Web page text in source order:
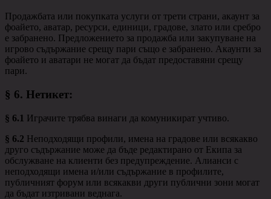
Продажбата или покупката услуги от трети страни, акаунт за
фоайето, аватар, ресурси, единици, градове, злато или сребро
е забранено. Предложението за продажба или закупуване на
игрово съдържание срещу пари също е забранено. Акаунти за
фоайето и аватари не могат да бъдат предоставяни срещу
пари.
§ 6. Нетикет:
§ 6.1 Играчите трябва винаги да комуникират учтиво.
§ 6.2 Неподходящи профили, имена на градове или всякакво
друго съдържание може да бъде редактирано от Екипа за
обслужване на клиенти без предупреждение. Алианси с
неподходящи имена и/или съдържание в профилите,
публичният форум или всякакви други публични зони могат
да бъдат изтривани веднага.